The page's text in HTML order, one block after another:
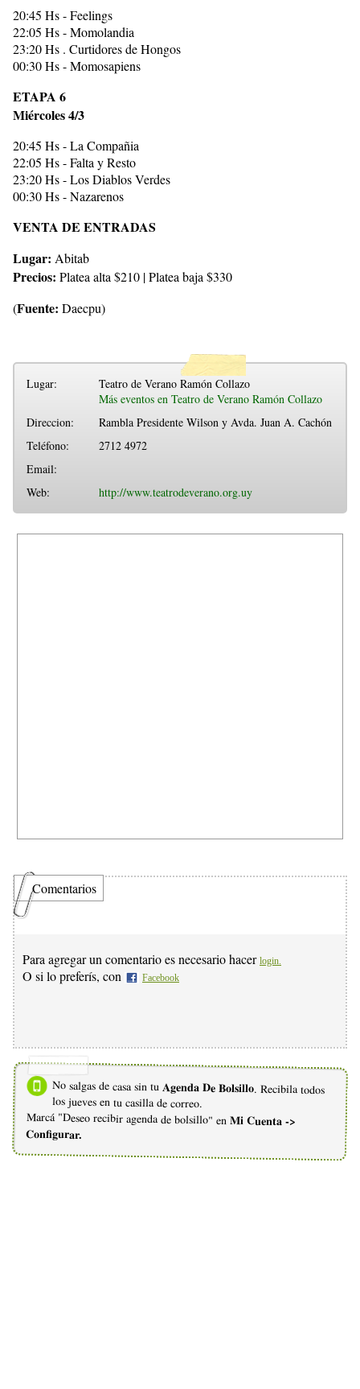
20:45 Hs - Feelings
22:05 Hs - Momolandia
23:20 Hs . Curtidores de Hongos
00:30 Hs - Momosapiens
ETAPA 6
Miércoles 4/3
20:45 Hs - La Compañia
22:05 Hs - Falta y Resto
23:20 Hs - Los Diablos Verdes
00:30 Hs - Nazarenos
VENTA DE ENTRADAS
Lugar: Abitab
Precios: Platea alta $210 | Platea baja $330
(Fuente: Daecpu)
Lugar:
Teatro de Verano Ramón Collazo
Más eventos en Teatro de Verano Ramón Collazo
Direccion:
Rambla Presidente Wilson y Avda. Juan A. Cachón
Teléfono:
2712 4972
Email:
Web:
http://www.teatrodeverano.org.uy
Comentarios
Para agregar un comentario es necesario hacer login.
O si lo preferís, con Facebook
No salgas de casa sin tu Agenda De Bolsillo. Recibila todos
los jueves en tu casilla de correo.
Marcá "Deseo recibir agenda de bolsillo" en Mi Cuenta ->
Configurar.